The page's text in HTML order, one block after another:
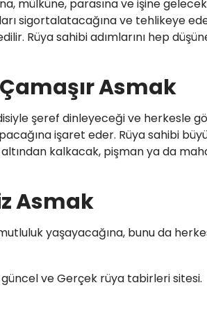
mülküne, parasına ve işine
sigortalatacağına ve tehlikeye
Rüya sahibi adımlarını hep
Asmak
şeref dinleyeceği ve herkesle
işaret eder. Rüya sahibi
altından kalkacak, pişman ya da
Asmak
yaşayacağına, bunu da
güncel ve Gerçek rüya tabirleri sitesi.